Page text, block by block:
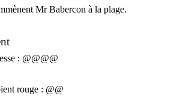
Mr Babercon à la plage.
: @@@@
rouge : @@